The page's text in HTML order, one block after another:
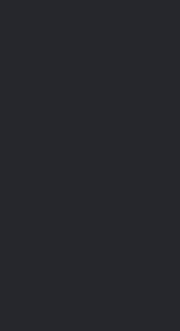
del plesso scolastico.
in Via Milano, si trova il
intenta a fare la carità
dipinto del XVII secolo